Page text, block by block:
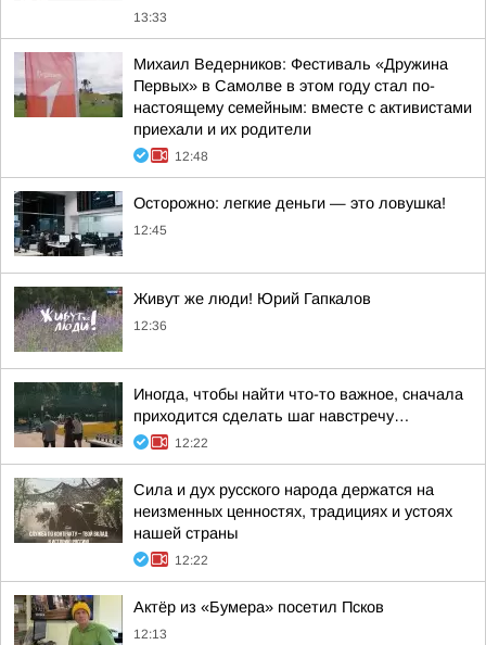
13:33
Михаил Ведерников: Фестиваль «Дружина
Первых» в Самолве в этом году стал по-
настоящему семейным: вместе с активистами
приехали и их родители
12:48
Осторожно: легкие деньги — это ловушка!
12:45
Живут же люди! Юрий Гапкалов
12:36
Иногда, чтобы найти что-то важное, сначала
приходится сделать шаг навстречу…
12:22
Сила и дух русского народа держатся на
неизменных ценностях, традициях и устоях
нашей страны
12:22
Актёр из «Бумера» посетил Псков
12:13